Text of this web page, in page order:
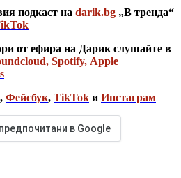
подкаст на darik.bg „В тренда“
от ефира на Дарик слушайте в
, Spotify, Apple
, Фейсбук, TikTok и Инстаграм
в Google